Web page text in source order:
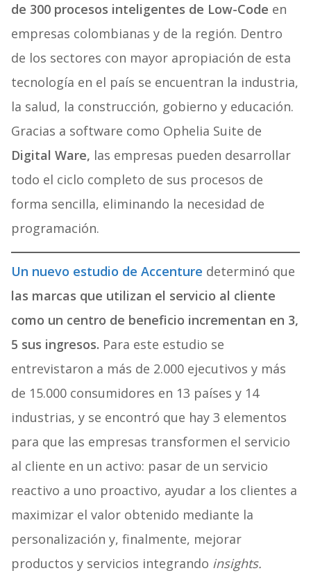
de 300 procesos inteligentes de Low-Code en
empresas colombianas y de la región. Dentro
de los sectores con mayor apropiación de esta
tecnología en el país se encuentran la industria,
la salud, la construcción, gobierno y educación.
Gracias a software como Ophelia Suite de
Digital Ware, las empresas pueden desarrollar
todo el ciclo completo de sus procesos de
forma sencilla, eliminando la necesidad de
programación.
Un nuevo estudio de Accenture determinó que
las marcas que utilizan el servicio al cliente
como un centro de beneficio incrementan en 3,
5 sus ingresos. Para este estudio se
entrevistaron a más de 2.000 ejecutivos y más
de 15.000 consumidores en 13 países y 14
industrias, y se encontró que hay 3 elementos
para que las empresas transformen el servicio
al cliente en un activo: pasar de un servicio
reactivo a uno proactivo, ayudar a los clientes a
maximizar el valor obtenido mediante la
personalización y, finalmente, mejorar
productos y servicios integrando insights.